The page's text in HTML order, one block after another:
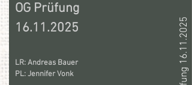
OG Prüfung
16.11.2025
LR: Andreas Bauer
PL: Jennifer Vonk